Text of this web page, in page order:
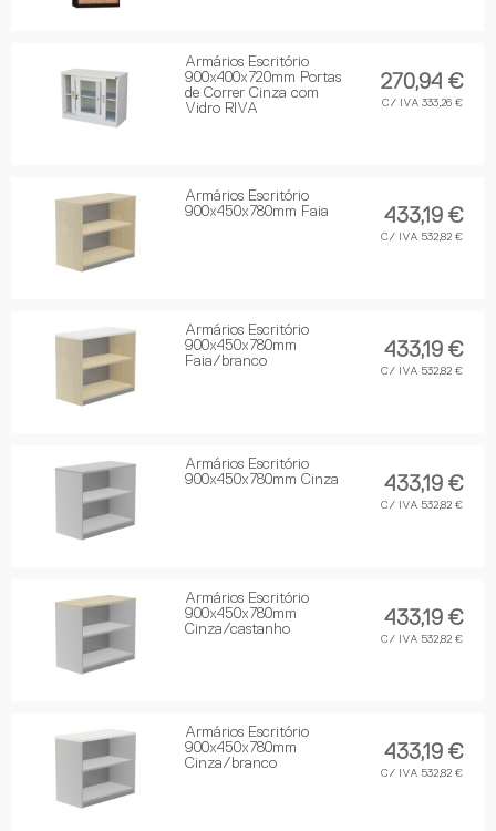
Armários Escritório
900x400x720mm Portas
de Correr Cinza com
Vidro RIVA
270,94 €
C/ IVA 333,26 €
Armários Escritório
900x450x780mm Faia
433,19 €
C/ IVA 532,82 €
Armários Escritório
900x450x780mm
Faia/branco
433,19 €
C/ IVA 532,82 €
Armários Escritório
900x450x780mm Cinza
433,19 €
C/ IVA 532,82 €
Armários Escritório
900x450x780mm
Cinza/castanho
433,19 €
C/ IVA 532,82 €
Armários Escritório
900x450x780mm
Cinza/branco
433,19 €
C/ IVA 532,82 €